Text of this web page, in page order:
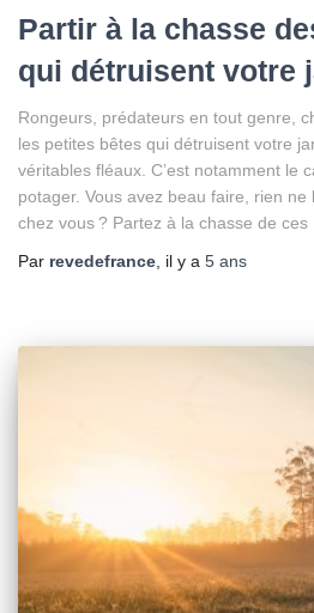
Partir à la chasse
qui détruisent votre
Rongeurs, prédateurs en tout genre,
les petites bêtes qui détruisent votre
véritables fléaux. C’est notamment le
potager. Vous avez beau faire, rien
chez vous ? Partez à la chasse de ces
Par revedefrance , il y a 5 ans